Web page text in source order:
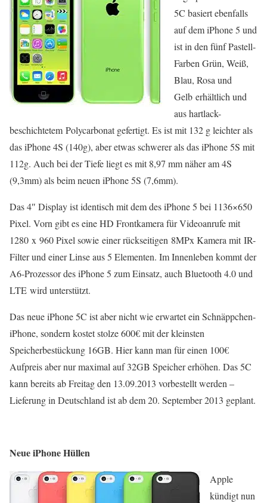
5C basiert ebenfalls
auf dem iPhone 5 und
ist in den fünf Pastell-
Farben Grün, Weiß,
Blau, Rosa und
Gelb erhältlich und
aus hartlack-
beschichtetem Polycarbonat gefertigt. Es ist mit 132 g leichter als
das iPhone 4S (140g), aber etwas schwerer als das iPhone 5S mit
112g. Auch bei der Tiefe liegt es mit 8,97 mm näher am 4S
(9,3mm) als beim neuen iPhone 5S (7,6mm).
Das 4″ Display ist identisch mit dem des iPhone 5 bei 1136×650
Pixel. Vorn gibt es eine HD Frontkamera für Videoanrufe mit
1280 x 960 Pixel sowie einer rückseitigen 8MPx Kamera mit IR-
Filter und einer Linse aus 5 Elementen. Im Innenleben kommt der
A6-Prozessor des iPhone 5 zum Einsatz, auch Bluetooth 4.0 und
LTE wird unterstützt.
Das neue iPhone 5C ist aber nicht wie erwartet ein Schnäppchen-
iPhone, sondern kostet stolze 600€ mit der kleinsten
Speicherbestückung 16GB. Hier kann man für einen 100€
Aufpreis aber nur maximal auf 32GB Speicher erhöhen. Das 5C
kann bereits ab Freitag den 13.09.2013 vorbestellt werden –
Lieferung in Deutschland ist ab dem 20. September 2013 geplant.
Neue iPhone Hüllen
Apple
kündigt nun